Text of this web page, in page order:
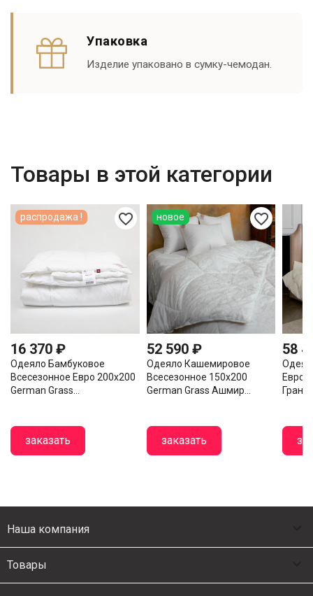
Упаковка
Изделие упаковано в сумку-чемодан.
Товары в этой категории
favorite_border
16 370 ₽
Одеяло Бамбуковое
Всесезонное Евро 200х200
German Grass...
заказать
распродажа ! favorite_border
52 590 ₽
Одеяло Кашемировое
Всесезонное 150х200
German Grass Ашмир...
заказать
новое
58
Евро
Наша компания
Товары